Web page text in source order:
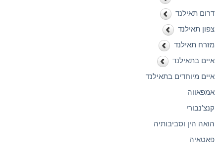
דרום תאילנד
צפון תאילנד
מזרח תאילנד
איים בתאילנד
איים מיוחדים בתאילנד
אמפאווה
קנצ'נבורי
הואה הין וסביבותיה
פאטאיה